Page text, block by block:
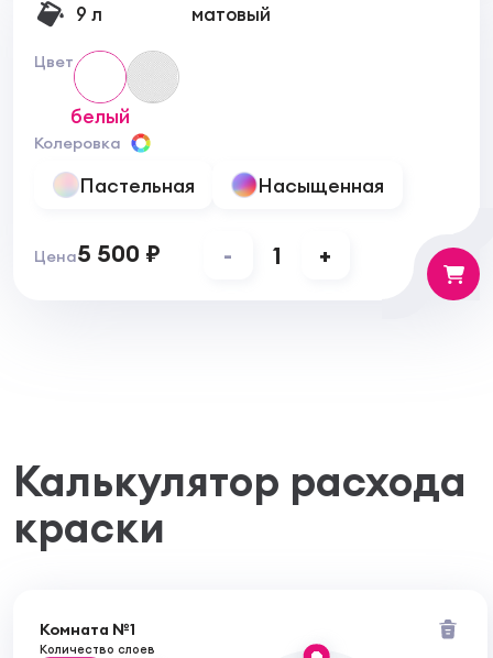
9 л матовый
Цвет
белый
Колеровка
Пастельная Насыщенная
Цена5 500 ₽ - 1 +
Калькулятор расхода
краски
Комната №1
Количество слоев